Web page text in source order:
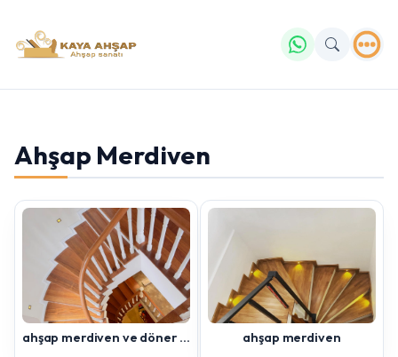
Ahşap Merdiven
ahşap merdiven ve döner küpeşte ahşap merdiven
Yazmaya başlayın...